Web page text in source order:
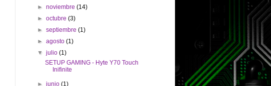
►noviembre(14)
►octubre(3)
►septiembre(1)
►agosto(1)
▼julio(1)
SETUP GAMING - Hyte Y70 Touch
Inifinite
►junio(1)